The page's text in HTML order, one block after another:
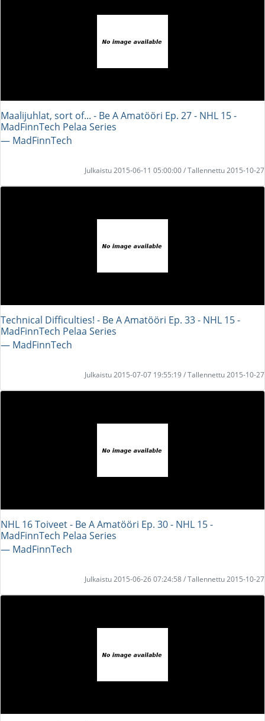
Maalijuhlat, sort of... - Be A Amatööri Ep. 27 - NHL 15 -
MadFinnTech Pelaa Series
― MadFinnTech
Julkaistu 2015-06-11 05:00:00 / Tallennettu 2015-10-27
Technical Difficulties! - Be A Amatööri Ep. 33 - NHL 15 -
MadFinnTech Pelaa Series
― MadFinnTech
Julkaistu 2015-07-07 19:55:19 / Tallennettu 2015-10-27
NHL 16 Toiveet - Be A Amatööri Ep. 30 - NHL 15 -
MadFinnTech Pelaa Series
― MadFinnTech
Julkaistu 2015-06-26 07:24:58 / Tallennettu 2015-10-27